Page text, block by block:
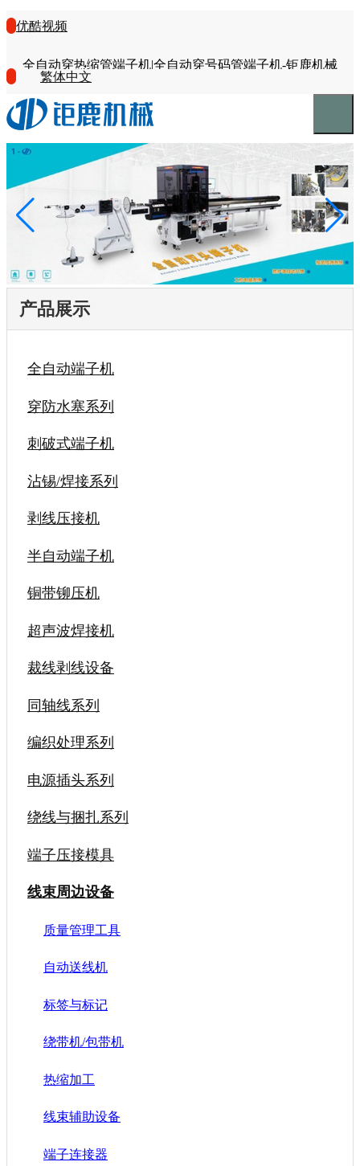
优酷视频
全自动穿热缩管端子机|全自动穿号码管端子机-钜鹿机械
繁体中文
产品展示
全自动端子机
穿防水塞系列
刺破式端子机
沾锡/焊接系列
剥线压接机
半自动端子机
铜带铆压机
超声波焊接机
裁线剥线设备
同轴线系列
编织处理系列
电源插头系列
绕线与捆扎系列
端子压接模具
线束周边设备
质量管理工具
自动送线机
标签与标记
绕带机/包带机
热缩加工
线束辅助设备
端子连接器